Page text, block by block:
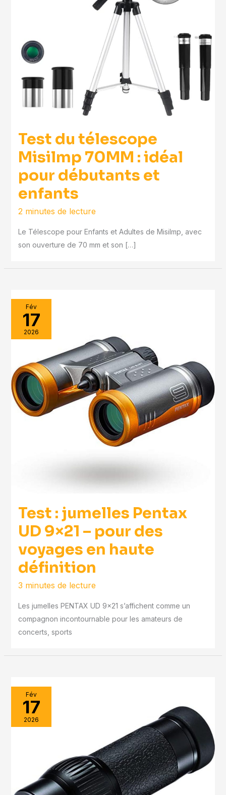
Test du télescope
Misilmp 70MM : idéal
pour débutants et
enfants
2 minutes de lecture
Le Télescope pour Enfants et Adultes de Misilmp, avec
son ouverture de 70 mm et son […]
Fév
17
2026
Test : jumelles Pentax
UD 9×21 – pour des
voyages en haute
définition
3 minutes de lecture
Les jumelles PENTAX UD 9×21 s’affichent comme un
compagnon incontournable pour les amateurs de
concerts, sports
Fév
17
2026